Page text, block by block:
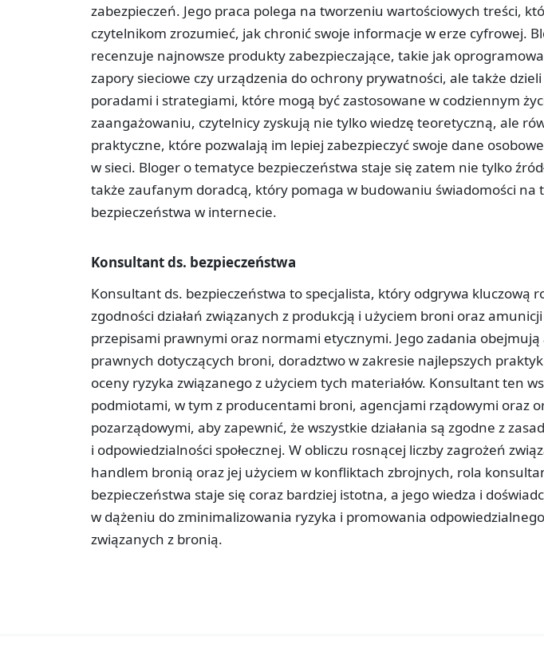
zabezpieczeń. Jego praca polega na tworzeniu wartościowych treści,
czytelnikom zrozumieć, jak chronić swoje informacje w erze cyfrowej.
recenzuje najnowsze produkty zabezpieczające, takie jak
zapory sieciowe czy urządzenia do ochrony prywatności, ale także
poradami i strategiami, które mogą być zastosowane w codziennym
zaangażowaniu, czytelnicy zyskują nie tylko wiedzę teoretyczną, ale
praktyczne, które pozwalają im lepiej zabezpieczyć swoje dane
w sieci. Bloger o tematyce bezpieczeństwa staje się zatem nie tylko
także zaufanym doradcą, który pomaga w budowaniu świadomości na
bezpieczeństwa w internecie.
Konsultant ds. bezpieczeństwa
Konsultant ds. bezpieczeństwa to specjalista, który odgrywa kluczową
zgodności działań związanych z produkcją i użyciem broni oraz
przepisami prawnymi oraz normami etycznymi. Jego zadania
prawnych dotyczących broni, doradztwo w zakresie najlepszych
oceny ryzyka związanego z użyciem tych materiałów. Konsultant ten
podmiotami, w tym z producentami broni, agencjami rządowymi oraz
pozarządowymi, aby zapewnić, że wszystkie działania są zgodne z
i odpowiedzialności społecznej. W obliczu rosnącej liczby zagrożeń
handlem bronią oraz jej użyciem w konfliktach zbrojnych, rola
bezpieczeństwa staje się coraz bardziej istotna, a jego wiedza i
w dążeniu do zminimalizowania ryzyka i promowania
związanych z bronią.